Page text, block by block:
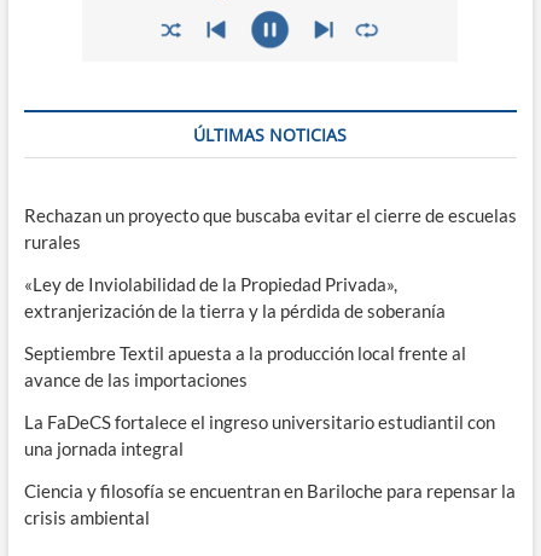
ÚLTIMAS NOTICIAS
Rechazan un proyecto que buscaba evitar el cierre de escuelas
rurales
«Ley de Inviolabilidad de la Propiedad Privada»,
extranjerización de la tierra y la pérdida de soberanía
Septiembre Textil apuesta a la producción local frente al
avance de las importaciones
La FaDeCS fortalece el ingreso universitario estudiantil con
una jornada integral
Ciencia y filosofía se encuentran en Bariloche para repensar la
crisis ambiental